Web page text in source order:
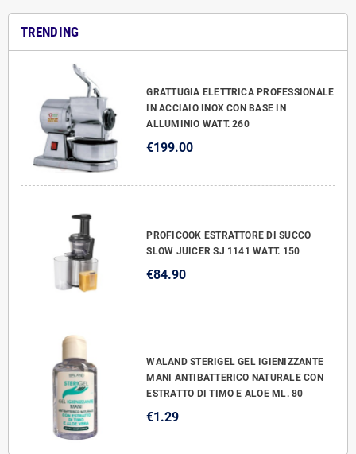
TRENDING
GRATTUGIA ELETTRICA PROFESSIONALE
IN ACCIAIO INOX CON BASE IN
ALLUMINIO WATT. 260
€199.00
PROFICOOK ESTRATTORE DI SUCCO
SLOW JUICER SJ 1141 WATT. 150
€84.90
WALAND STERIGEL GEL IGIENIZZANTE
MANI ANTIBATTERICO NATURALE CON
ESTRATTO DI TIMO E ALOE ML. 80
€1.29